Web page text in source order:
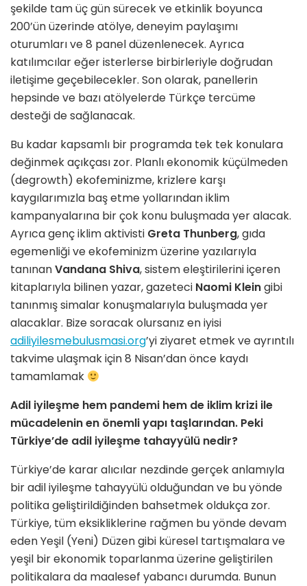
şekilde tam üç gün sürecek ve etkinlik boyunca
200’ün üzerinde atölye, deneyim paylaşımı
oturumları ve 8 panel düzenlenecek. Ayrıca
katılımcılar eğer isterlerse birbirleriyle doğrudan
iletişime geçebilecekler. Son olarak, panellerin
hepsinde ve bazı atölyelerde Türkçe tercüme
desteği de sağlanacak.
Bu kadar kapsamlı bir programda tek tek konulara
değinmek açıkçası zor. Planlı ekonomik küçülmeden
(degrowth) ekofeminizme, krizlere karşı
kaygılarımızla baş etme yollarından iklim
kampanyalarına bir çok konu buluşmada yer alacak.
Ayrıca genç iklim aktivisti Greta Thunberg, gıda
egemenliği ve ekofeminizm üzerine yazılarıyla
tanınanVandana Shiva, sistem eleştirilerini içeren
kitaplarıyla bilinen yazar, gazeteci Naomi Kleingibi
tanınmış simalar konuşmalarıyla buluşmada yer
alacaklar. Bize soracak olursanız en iyisi
adiliyilesmebulusmasi.org’yi ziyaret etmek ve ayrıntılı
takvime ulaşmak için 8 Nisan’dan önce kaydı
tamamlamak
Adil iyileşme hem pandemi hem de iklim krizi ile
mücadelenin en önemli yapı taşlarından. Peki
Türkiye’de adil iyileşme tahayyülü nedir?
Türkiye’de karar alıcılar nezdinde gerçek anlamıyla
bir adil iyileşme tahayyülü olduğundan ve bu yönde
politika geliştirildiğinden bahsetmek oldukça zor.
Türkiye, tüm eksikliklerine rağmen bu yönde devam
eden Yeşil (Yeni) Düzen gibi küresel tartışmalara ve
yeşil bir ekonomik toparlanma üzerine geliştirilen
politikalara da maalesef yabancı durumda. Bunun